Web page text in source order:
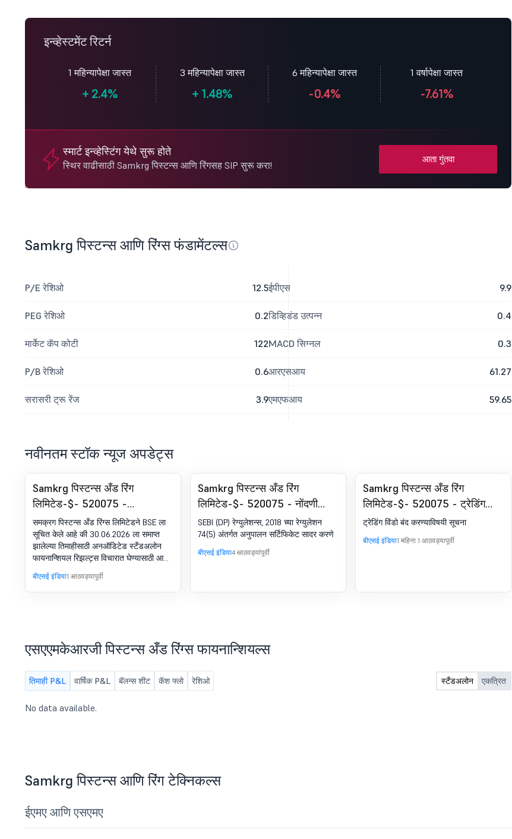
इन्व्हेस्टमेंट रिटर्न
1 महिन्यापेक्षा जास्त
+ 2.4%
3 महिन्यापेक्षा जास्त
+ 1.48%
6 महिन्यापेक्षा जास्त
-0.4%
1 वर्षापेक्षा जास्त
-7.61%
स्मार्ट इन्व्हेस्टिंग येथे सुरू होते
स्थिर वाढीसाठी Samkrg पिस्टन्स आणि रिंगसह SIP सुरू करा!
आता गुंतवा
Samkrg पिस्टन्स आणि रिंग्स फंडामेंटल्स
P/E रेशिओ 12.5
PEG रेशिओ 0.2
मार्केट कॅप कोटी 122
P/B रेशिओ 0.6
सरासरी ट्रू रेंज 3.9
ईपीएस 9.9
डिव्हिडंड उत्पन्न 0.4
MACD सिग्नल 0.3
आरएसआय 61.27
एमएफआय 59.65
नवीनतम स्टॉक न्यूज अपडेट्स
Samkrg पिस्टन्स अँड रिंग
लिमिटेड-$- 520075 -
30.06.2026 ला समाप्त झालेल्या
तिमाहीसाठी अनऑडिटेड
फायनान्शियल परिणामांचा विचार
करण्यासाठी आणि मंजूर करण्यासाठी
बोर्ड मीटिंग सूचना
समक्रग पिस्टन्स अँड रिंग्स लिमिटेडने BSE ला
सूचित केले आहे की 30.06.2026 ला समाप्त
झालेल्या तिमाहीसाठी अनऑडिटेड स्टँडअलोन
फायनान्शियल रिझल्ट्स विचारात घेण्यासाठी आणि
मंजूर करण्यासाठी कंपनीच्या बोर्ड ऑफ
डायरेक्टर्सची बैठक 10/08/2026 रोजी
नियोजित आहे
बीएसई इंडिया1 आठवड्यापूर्वी
Samkrg पिस्टन्स अँड रिंग
लिमिटेड-$- 520075 - नोंदणी
अंतर्गत अनुपालन-प्रमाणपत्र. SEBI
(DP) रेग्युलेशन्स, 2018 चे 74 (5)
SEBI (DP) रेग्युलेशन्स, 2018 च्या रेग्युलेशन
74(5) अंतर्गत अनुपालन सर्टिफिकेट सादर करणे
बीएसई इंडिया4 आठवड्यांपूर्वी
Samkrg पिस्टन्स अँड रिंग
लिमिटेड-$- 520075 - ट्रेडिंग
विंडोचे क्लोजर
ट्रेडिंग विंडो बंद करण्याविषयी सूचना
बीएसई इंडिया1 महिना 1 आठवड्यापूर्वी
एसएएमकेआरजी पिस्टन्स अँड रिंग्स फायनान्शियल्स
तिमाही P&L वार्षिक P&L बॅलन्स शीट कॅश फ्लो रेशिओ स्टँडअलोन एकत्रित
No data available.
Samkrg पिस्टन्स आणि रिंग टेक्निकल्स
ईएमए आणि एसएमए